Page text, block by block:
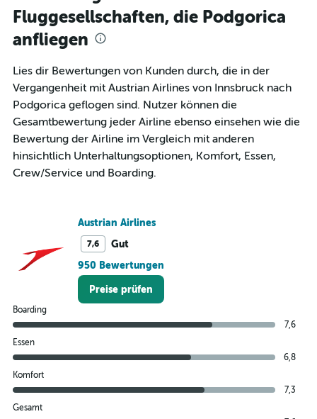
Fluggesellschaften, die Podgorica
anfliegen
Lies dir Bewertungen von Kunden durch, die in der
Vergangenheit mit Austrian Airlines von Innsbruck nach
Podgorica geflogen sind. Nutzer können die
Gesamtbewertung jeder Airline ebenso einsehen wie die
Bewertung der Airline im Vergleich mit anderen
hinsichtlich Unterhaltungsoptionen, Komfort, Essen,
Crew/Service und Boarding.
Austrian Airlines
7,6
Gut
950 Bewertungen
Preise prüfen
Boarding
7,6
Essen
6,8
Komfort
7,3
Gesamt